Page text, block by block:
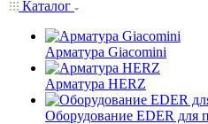
Каталог
Арматура Giacomini
Арматура HERZ
Оборудование EDER для